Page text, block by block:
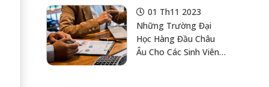
Không Thể Bỏ Qua
Toán, Fluid Dynamics
Và Python?
01 Th11 2023
Những Trường Đại
Học Hàng Đầu Châu
Âu Cho Các Sinh Viên